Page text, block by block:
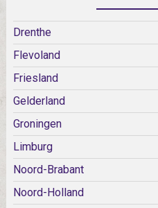
Drenthe
Flevoland
Friesland
Gelderland
Groningen
Limburg
Noord-Brabant
Noord-Holland